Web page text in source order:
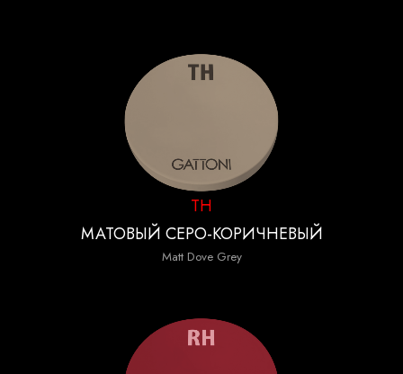
TH
МАТОВЫЙ СЕРО-КОРИЧНЕВЫЙ
Matt Dove Grey